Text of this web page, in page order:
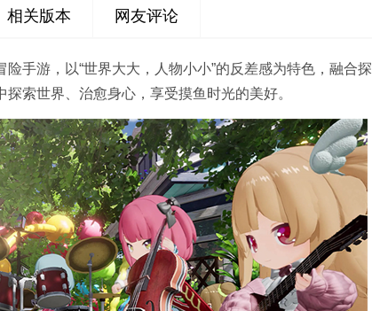
相关版本 网友评论
手游，以“世界大大，人物小小”的反差感为特色，融合探
索世界、治愈身心，享受摸鱼时光的美好。